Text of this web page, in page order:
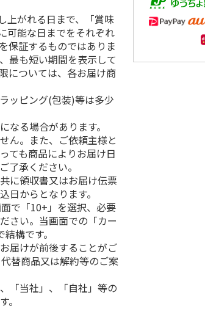
上がれる日まで、「賞味
可能な日までをそれぞれ
保証するものではありま
最も短い期間を表示して
については、各お届け商
ッピング(包装)等は多少
る場合があります。
ん。また、ご依頼主様と
ても商品によりお届け日
了承ください。
に領収書又はお届け伝票
日からとなります。
で「10+」を選択、必要
さい。当画面での「カー
構です。
届けが前後することがご
替商品又は解約等のご案
「当社」、「自社」等の
。